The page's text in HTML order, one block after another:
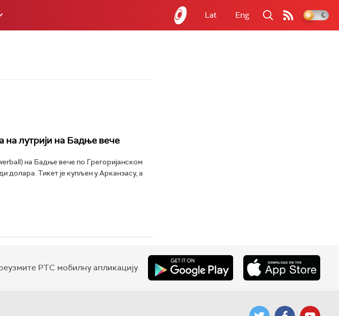
Lat Eng
на лутрији на Бадње вече
на Бадње вече по Грегоријанском
долара. Тикет је купљен у Арканзасу, а
РТС мобилну апликацију